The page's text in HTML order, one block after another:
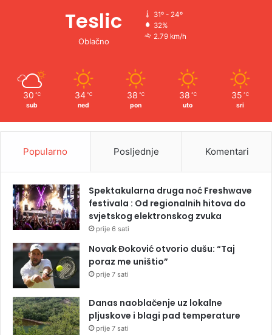
Teslic
Oblačno
31º - 24º
32%
2.79 km/h
30 ℃
sub
34 ℃
ned
38 ℃
pon
38 ℃
uto
35 ℃
sri
Popularno Posljednje Komentari
Spektakularna druga noć Freshwave
festivala : Od regionalnih hitova do
svjetskog elektronskog zvuka
prije 6 sati
Novak Đoković otvorio dušu: “Taj
poraz me uništio”
prije 7 sati
Danas naoblačenje uz lokalne
pljuskove i blagi pad temperature
prije 7 sati